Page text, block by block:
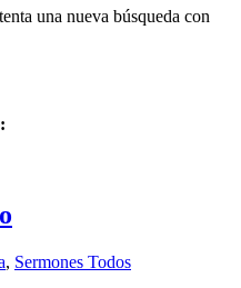
una nueva búsqueda con
, Sermones Todos